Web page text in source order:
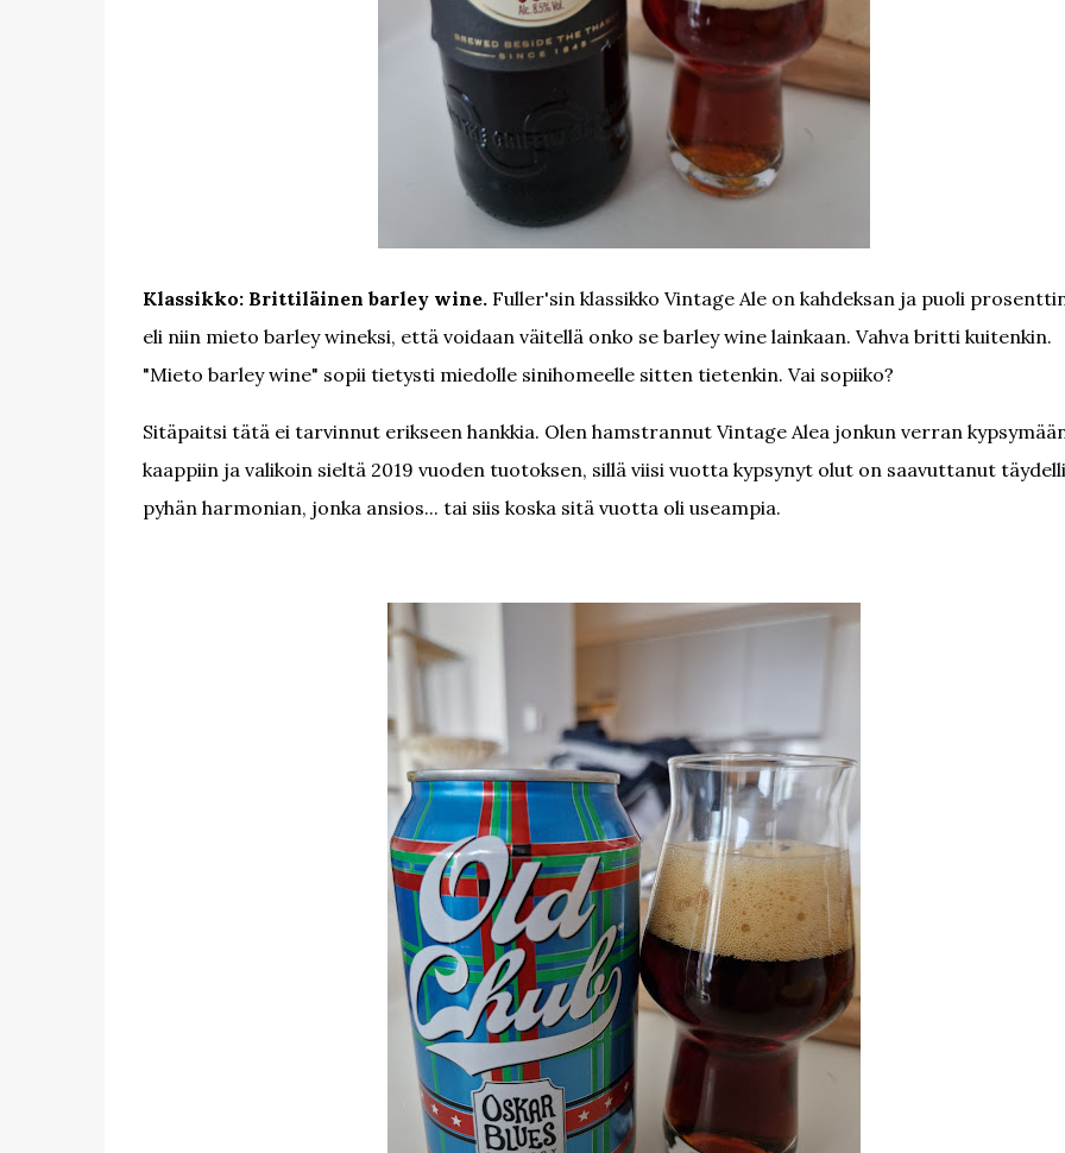
Klassikko: Brittiläinen barley wine.Fuller'sin klassikko Vintage Ale on kahdeksan ja puoli
eli niin mieto barley wineksi, että voidaan väitellä onko se barley wine lainkaan. Vahva britti kuitenkin.
"Mieto barley wine" sopii tietysti miedolle sinihomeelle sitten tietenkin. Vai sopiiko?
Sitäpaitsi tätä ei tarvinnut erikseen hankkia. Olen hamstrannut Vintage Alea jonkun verran
kaappiin ja valikoin sieltä 2019 vuoden tuotoksen, sillä viisi vuotta kypsynyt olut on saavuttanut
pyhän harmonian, jonka ansios... tai siis koska sitä vuotta oli useampia.